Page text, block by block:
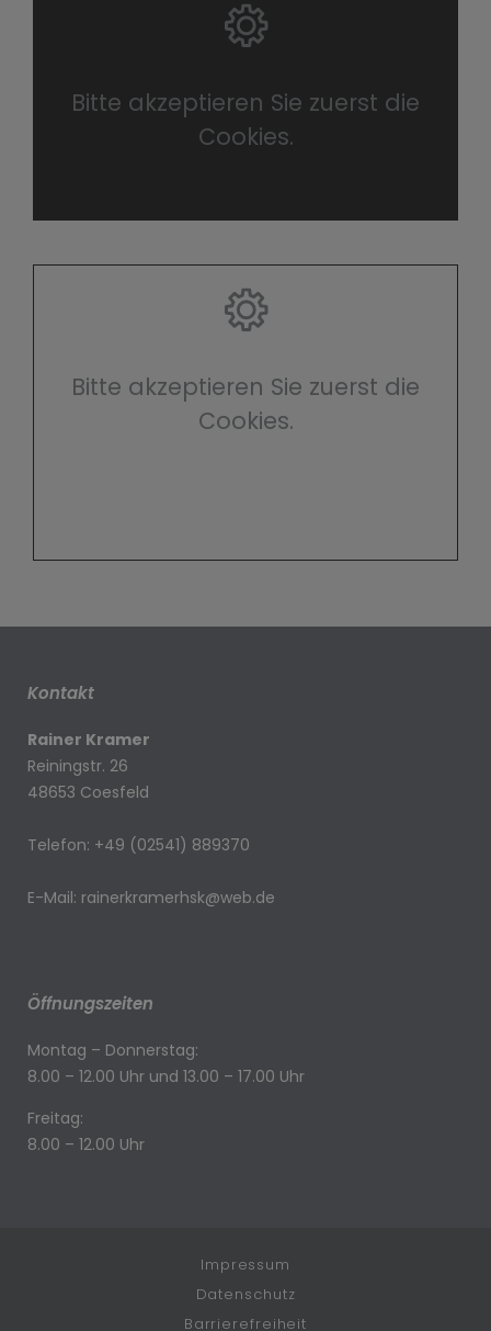
Bitte akzeptieren Sie zuerst die
Cookies.
Bitte akzeptieren Sie zuerst die
Cookies.
Kontakt
Rainer Kramer
Reiningstr. 26
48653 Coesfeld
Telefon: +49 (02541) 889370
E-Mail: rainerkramerhsk@web.de
Öffnungszeiten
Montag – Donnerstag:
8.00 – 12.00 Uhr und 13.00 – 17.00 Uhr
Freitag:
8.00 – 12.00 Uhr
Impressum
Datenschutz
Barrierefreiheit